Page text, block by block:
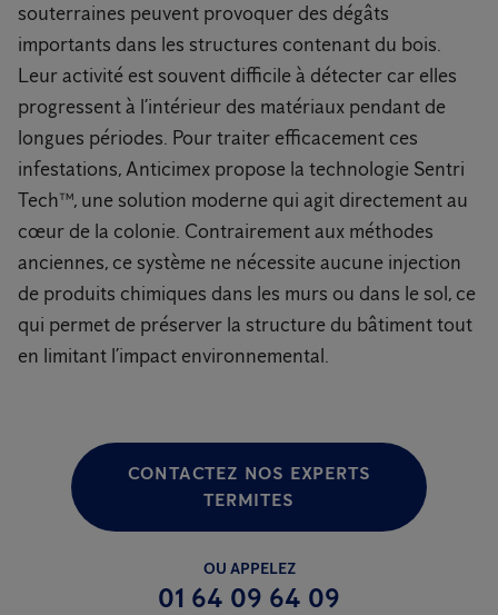
souterraines peuvent provoquer des dégâts
importants dans les structures contenant du bois.
Leur activité est souvent difficile à détecter car elles
progressent à l’intérieur des matériaux pendant de
longues périodes. Pour traiter efficacement ces
infestations, Anticimex propose la technologie Sentri
Tech™, une solution moderne qui agit directement au
cœur de la colonie. Contrairement aux méthodes
anciennes, ce système ne nécessite aucune injection
de produits chimiques dans les murs ou dans le sol, ce
qui permet de préserver la structure du bâtiment tout
en limitant l’impact environnemental.
CONTACTEZ NOS EXPERTS
TERMITES
OU APPELEZ
01 64 09 64 09